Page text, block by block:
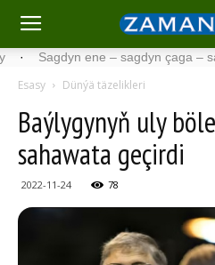
ene – sagdyn çaga – sagdyn
Esasy Dünýä täzelikleri
Baýlygynyň uly
sahawata geçirdi
2022-11-24 78